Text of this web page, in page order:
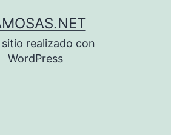
realizado con
WordPress